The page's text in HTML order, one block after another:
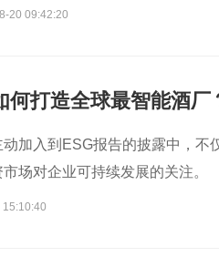
20 09:42:20
何打造全球最智能酒厂
加入到ESG报告的披露中，不
场对企业可持续发展的关注。